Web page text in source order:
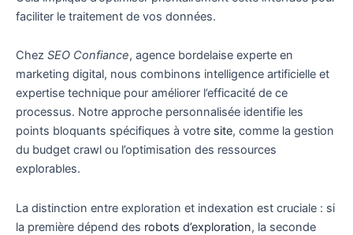
faciliter le traitement de vos données.
Chez SEO Confiance, agence bordelaise experte en
marketing digital, nous combinons intelligence artificielle et
expertise technique pour améliorer l’efficacité de ce
processus. Notre approche personnalisée identifie les
points bloquants spécifiques à votre site, comme la gestion
du budget crawl ou l’optimisation des ressources
explorables.
La distinction entre exploration et indexation est cruciale : si
la première dépend des robots d’exploration, la seconde